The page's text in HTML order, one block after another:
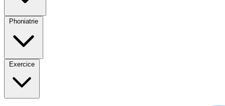
Phoniatrie
Exercice